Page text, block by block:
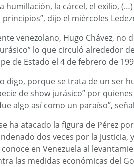
humillación, la cárcel, el exilio,
dijo el miércoles
venezolano, Hugo Chávez, no
lo que circuló alrededor
de Estado el 4 de febrero de
digo, porque se trata de un ser
de show jurásico” por
algo así como un paraíso”,
ha atacado la figura de Pérez
dos veces por la justicia,
conoce en Venezuela al
las medidas económicas del